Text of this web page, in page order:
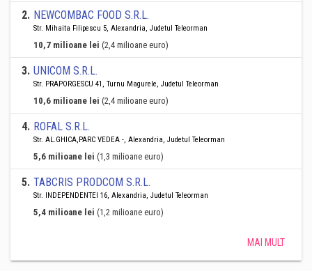
2. NEWCOMBAC FOOD S.R.L.
Str. Mihaita Filipescu 5, Alexandria, Judetul Teleorman
10,7 milioane lei (2,4 milioane euro)
3. UNICOM S.R.L.
Str. PRAPORGESCU 41, Turnu Magurele, Judetul Teleorman
10,6 milioane lei (2,4 milioane euro)
4. ROFAL S.R.L.
Str. AL.GHICA,PARC VEDEA -, Alexandria, Judetul Teleorman
5,6 milioane lei (1,3 milioane euro)
5. TABCRIS PRODCOM S.R.L.
Str. INDEPENDENTEI 16, Alexandria, Judetul Teleorman
5,4 milioane lei (1,2 milioane euro)
MAI MULT